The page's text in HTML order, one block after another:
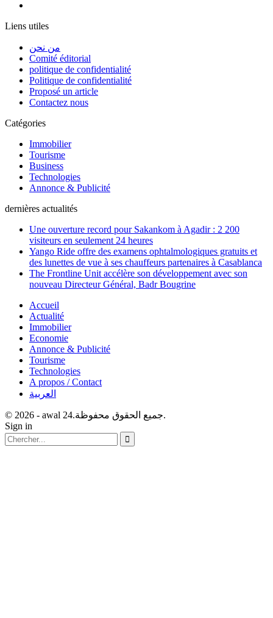
Liens utiles
من نحن
Comité éditorial
politique de confidentialité
Politique de confidentialité
Proposé un article
Contactez nous
Catégories
Immobilier
Tourisme
Business
Technologies
Annonce & Publicité
dernières actualités
Une ouverture record pour Sakankom à Agadir : 2 200
visiteurs en seulement 24 heures
Yango Ride offre des examens ophtalmologiques gratuits et
des lunettes de vue à ses chauffeurs partenaires à Casablanca
The Frontline Unit accélère son développement avec son
nouveau Directeur Général, Badr Bougrine
Accueil
Actualité
Immobilier
Economie
Annonce & Publicité
Tourisme
Technologies
A propos / Contact
العربية
© 2026 - awal 24.جميع الحقوق محفوظة.
Sign in